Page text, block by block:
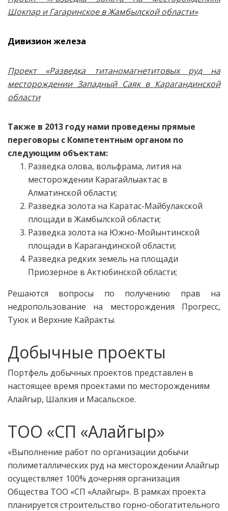
Шокпар и Гагаринское в Жамбылской области»
Дивизион железа
Проект «Разведка титаномагнетитовых руд на
месторождении Западный Саяк в Карагандинской
области
Также в 2013 году нами проведены прямые
переговоры с Компетентным органом по
следующим объектам:
Разведка олова, вольфрама, лития на
месторождении Карагайлыактас в
Алматинской области;
Разведка золота на Каратас-Майбулакской
площади в Жамбылской области;
Разведка золота на Южно-Мойынтинской
площади в Карагандинской области;
Разведка редких земель на площади
Приозерное в Актюбинской области;
Решаются вопросы по получению прав на
недропользование на месторождения Прогресс,
Туюк и Верхние Кайракты.
Добычные проекты
Портфель добычных проектов представлен в
настоящее время проектами по месторождениям
Алайгыр, Шалкия и Масальское.
ТОО «СП «Алайгыр»
«Выполнение работ по организации добычи
полиметаллических руд на месторождении Алайгыр
осуществляет 100% дочерняя организация
Общества ТОО «СП «Алайгыр». В рамках проекта
планируется строительство горно-обогатительного